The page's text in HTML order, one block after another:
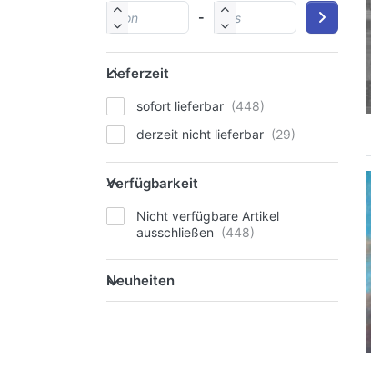
-
Lieferzeit
sofort lieferbar
derzeit nicht lieferbar
Verfügbarkeit
Nicht verfügbare Artikel
ausschließen
Neuheiten